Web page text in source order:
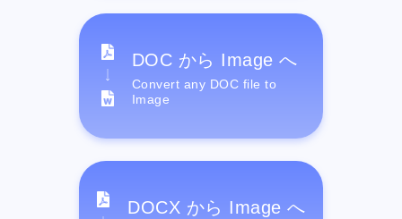
DOC から Image へ
Convert any DOC file to
Image
DOCX から Image へ